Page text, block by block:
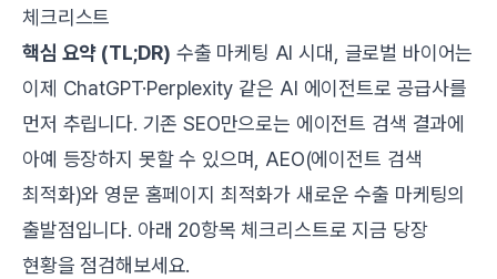
체크리스트
핵심 요약 (TL;DR) 수출 마케팅 AI 시대, 글로벌 바이어는
이제 ChatGPT·Perplexity 같은 AI 에이전트로 공급사를
먼저 추립니다. 기존 SEO만으로는 에이전트 검색 결과에
아예 등장하지 못할 수 있으며, AEO(에이전트 검색
최적화)와 영문 홈페이지 최적화가 새로운 수출 마케팅의
출발점입니다. 아래 20항목 체크리스트로 지금 당장
현황을 점검해보세요.